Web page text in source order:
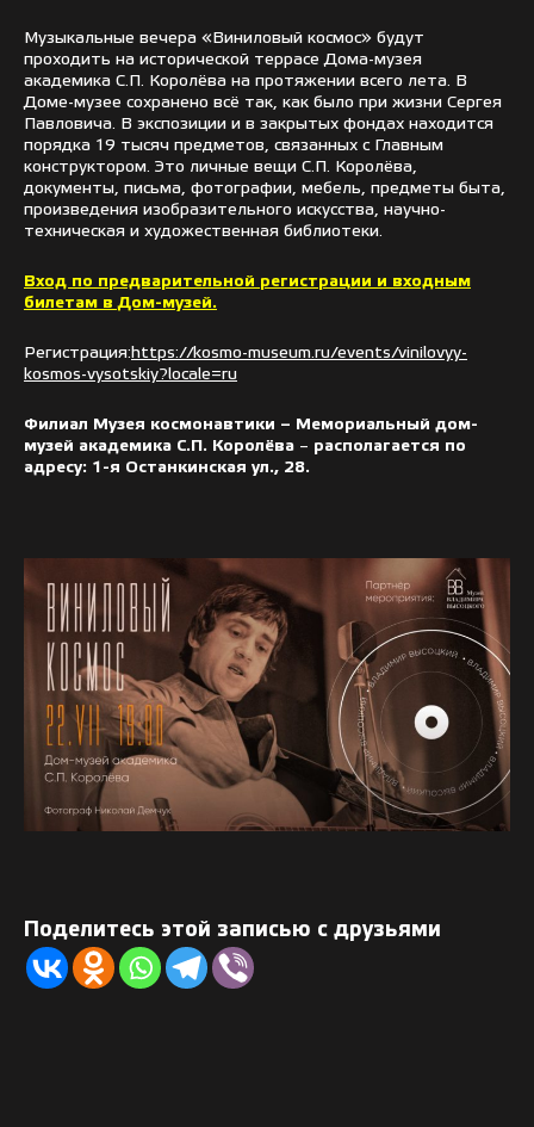
Музыкальные вечера «Виниловый космос» будут
проходить на исторической террасе Дома-музея
академика С.П. Королёва на протяжении всего лета. В
Доме-музее сохранено всё так, как было при жизни Сергея
Павловича. В экспозиции и в закрытых фондах находится
порядка 19 тысяч предметов, связанных с Главным
конструктором. Это личные вещи С.П. Королёва,
документы, письма, фотографии, мебель, предметы быта,
произведения изобразительного искусства, научно-
техническая и художественная библиотеки.
Вход по предварительной регистрации и входным
билетам в Дом-музей.
Регистрация: https://kosmo-museum.ru/events/vinilovyy-
kosmos-vysotskiy?locale=ru
Филиал Музея космонавтики – Мемориальный дом-
музей академика С.П. Королёва – располагается по
адресу: 1-я Останкинская ул., 28.
Поделитесь этой записью с друзьями